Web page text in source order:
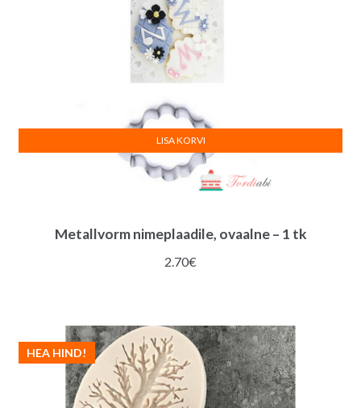
Metallvorm nimeplaadile, ovaalne – 1 tk
2.70€
LISA KORVI
HEA HIND!